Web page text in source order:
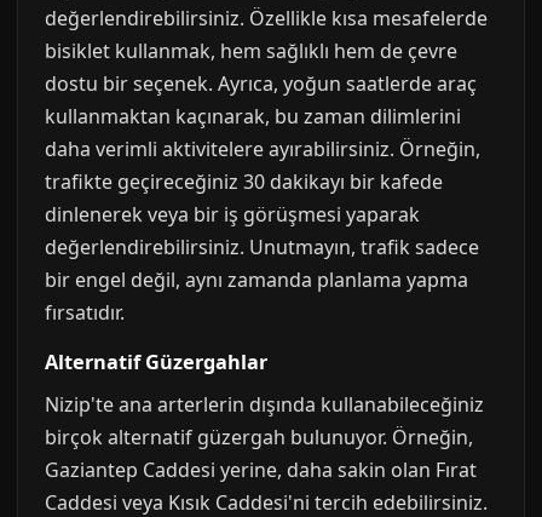
değerlendirebilirsiniz. Özellikle kısa mesafelerde
bisiklet kullanmak, hem sağlıklı hem de çevre
dostu bir seçenek. Ayrıca, yoğun saatlerde araç
kullanmaktan kaçınarak, bu zaman dilimlerini
daha verimli aktivitelere ayırabilirsiniz. Örneğin,
trafikte geçireceğiniz 30 dakikayı bir kafede
dinlenerek veya bir iş görüşmesi yaparak
değerlendirebilirsiniz. Unutmayın, trafik sadece
bir engel değil, aynı zamanda planlama yapma
fırsatıdır.
Alternatif Güzergahlar
Nizip'te ana arterlerin dışında kullanabileceğiniz
birçok alternatif güzergah bulunuyor. Örneğin,
Gaziantep Caddesi yerine, daha sakin olan Fırat
Caddesi veya Kısık Caddesi'ni tercih edebilirsiniz.